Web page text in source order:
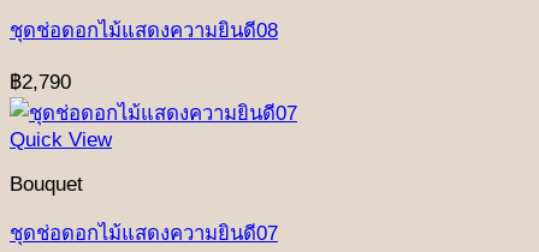
ชุดช่อดอกไม้แสดงความยินดี08
฿2,790
Quick View
Bouquet
ชุดช่อดอกไม้แสดงความยินดี07